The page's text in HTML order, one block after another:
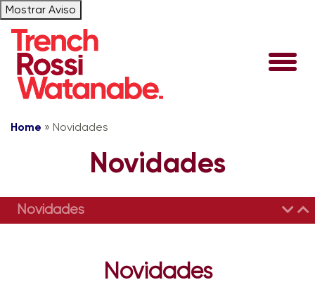
Mostrar Aviso
Home » Novidades
Novidades
Novidades
Novidades